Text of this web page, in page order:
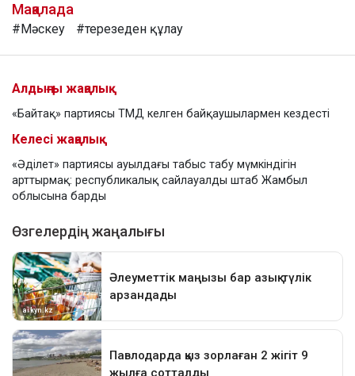
Мақалада
#Мәскеу #терезеден құлау
Алдыңғы жаңалық
«Байтақ» партиясы ТМД келген байқаушылармен кездесті
Келесі жаңалық
«Әділет» партиясы ауылдағы табыс табу мүмкіндігін
арттырмақ: республикалық сайлауалды штаб Жамбыл
облысына барды